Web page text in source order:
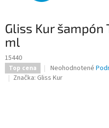
Gliss Kur šampón
ml
15440
Top cena
Priemerné
hodnotenie
Neohodnotené
Značka: Gliss Kur